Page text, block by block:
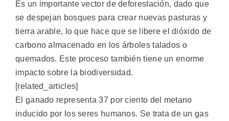
Es un importante vector de deforestación, dado que
se despejan bosques para crear nuevas pasturas y
tierra arable, lo que hace que se libere el dióxido de
carbono almacenado en los árboles talados o
quemados. Este proceso también tiene un enorme
impacto sobre la biodiversidad.
[related_articles]
El ganado representa 37 por ciento del metano
inducido por los seres humanos. Se trata de un gas